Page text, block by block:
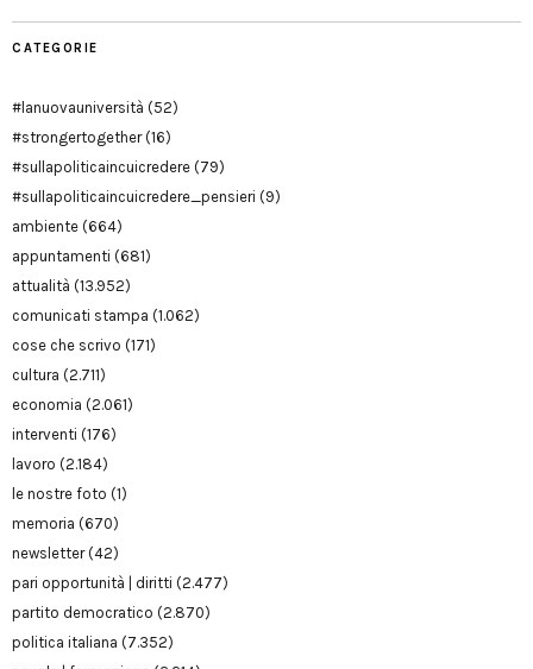
CATEGORIE
#lanuovauniversità (52)
#strongertogether(16)
#sullapoliticaincuicredere (79)
#sullapoliticaincuicredere_pensieri (9)
ambiente (664)
appuntamenti (681)
attualità (13.952)
comunicati stampa (1.062)
cose che scrivo (171)
cultura (2.711)
economia (2.061)
interventi (176)
lavoro (2.184)
le nostre foto (1)
memoria (670)
newsletter(42)
pari opportunità | diritti (2.477)
partito democratico (2.870)
politica italiana (7.352)